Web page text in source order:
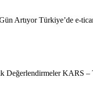
Artıyor Türkiye’de e-
Değerlendirmeler KARS